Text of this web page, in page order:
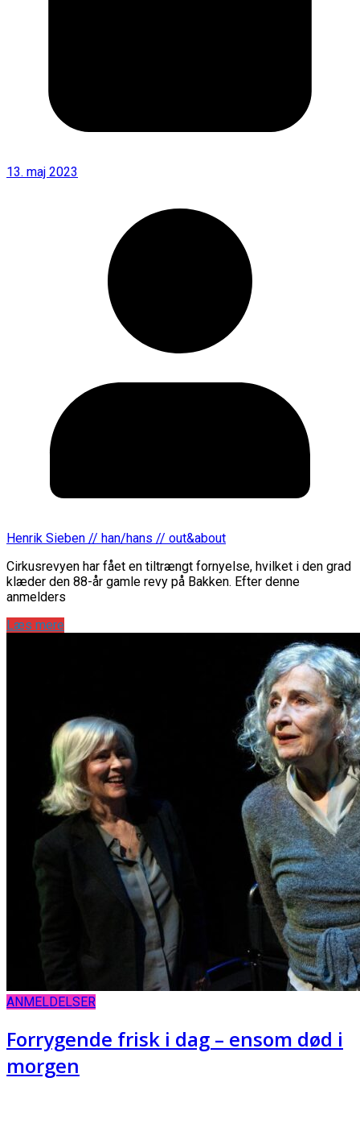
13. maj 2023
Henrik Sieben // han/hans // out&about
Cirkusrevyen har fået en tiltrængt fornyelse, hvilket i den grad
klæder den 88-år gamle revy på Bakken. Efter denne
anmelders
Læs mere
ANMELDELSER
Forrygende frisk i dag – ensom død i
morgen